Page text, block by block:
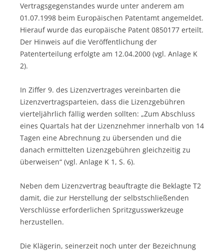
Vertragsgegenstandes wurde unter anderem am
01.07.1998 beim Europäischen Patentamt angemeldet.
Hierauf wurde das europäische Patent 0850177 erteilt.
Der Hinweis auf die Veröffentlichung der
Patenterteilung erfolgte am 12.04.2000 (vgl. Anlage K
2).
In Ziffer 9. des Lizenzvertrages vereinbarten die
Lizenzvertragsparteien, dass die Lizenzgebühren
vierteljährlich fällig werden sollten: „Zum Abschluss
eines Quartals hat der Lizenznehmer innerhalb von 14
Tagen eine Abrechnung zu übersenden und die
danach ermittelten Lizenzgebühren gleichzeitig zu
überweisen“ (vgl. Anlage K 1, S. 6).
Neben dem Lizenzvertrag beauftragte die Beklagte T2
damit, die zur Herstellung der selbstschließenden
Verschlüsse erforderlichen Spritzgusswerkzeuge
herzustellen.
Die Klägerin, seinerzeit noch unter der Bezeichnung